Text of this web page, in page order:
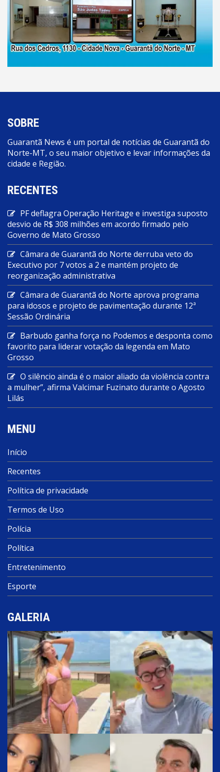
SOBRE
Guarantã News é um portal de notícias de Guarantã do
Norte-MT, o seu maior objetivo e levar informações da
cidade e Região.
RECENTES
PF deflagra Operação Heritage e investiga suposto
desvio de R$ 308 milhões em acordo firmado pelo
Governo de Mato Grosso
Câmara de Guarantã do Norte derruba veto do
Executivo por 7 votos a 2 e mantém projeto de
reorganização administrativa
Câmara de Guarantã do Norte aprova programa
para idosos e projeto de pavimentação durante 12ª
Sessão Ordinária
Barbudo ganha força no Podemos e desponta como
favorito para liderar votação da legenda em Mato
Grosso
O silêncio ainda é o maior aliado da violência contra
a mulher”, afirma Valcimar Fuzinato durante o Agosto
Lilás
MENU
Início
Recentes
Política de privacidade
Termos de Uso
Polícia
Política
Entretenimento
Esporte
GALERIA